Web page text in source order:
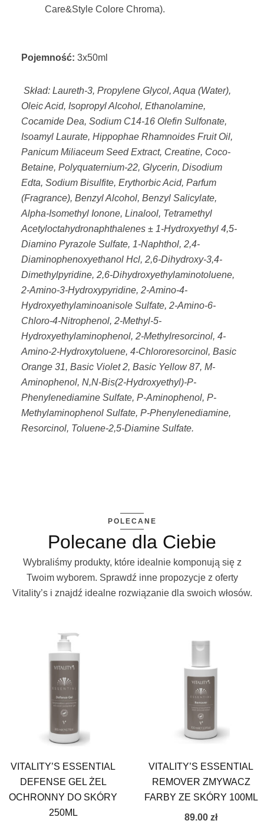
Care&Style Colore Chroma).
Pojemność: 3x50ml
Skład: Laureth-3, Propylene Glycol, Aqua (Water),
Oleic Acid, Isopropyl Alcohol, Ethanolamine,
Cocamide Dea, Sodium C14-16 Olefin Sulfonate,
Isoamyl Laurate, Hippophae Rhamnoides Fruit Oil,
Panicum Miliaceum Seed Extract, Creatine, Coco-
Betaine, Polyquaternium-22, Glycerin, Disodium
Edta, Sodium Bisulfite, Erythorbic Acid, Parfum
(Fragrance), Benzyl Alcohol, Benzyl Salicylate,
Alpha-Isomethyl Ionone, Linalool, Tetramethyl
Acetyloctahydronaphthalenes ± 1-Hydroxyethyl 4,5-
Diamino Pyrazole Sulfate, 1-Naphthol, 2,4-
Diaminophenoxyethanol Hcl, 2,6-Dihydroxy-3,4-
Dimethylpyridine, 2,6-Dihydroxyethylaminotoluene,
2-Amino-3-Hydroxypyridine, 2-Amino-4-
Hydroxyethylaminoanisole Sulfate, 2-Amino-6-
Chloro-4-Nitrophenol, 2-Methyl-5-
Hydroxyethylaminophenol, 2-Methylresorcinol, 4-
Amino-2-Hydroxytoluene, 4-Chlororesorcinol, Basic
Orange 31, Basic Violet 2, Basic Yellow 87, M-
Aminophenol, N,N-Bis(2-Hydroxyethyl)-P-
Phenylenediamine Sulfate, P-Aminophenol, P-
Methylaminophenol Sulfate, P-Phenylenediamine,
Resorcinol, Toluene-2,5-Diamine Sulfate.
POLECANE
Polecane dla Ciebie
Wybraliśmy produkty, które idealnie komponują się z
Twoim wyborem. Sprawdź inne propozycje z oferty
Vitality’s i znajdź idealne rozwiązanie dla swoich włosów.
VITALITY’S ESSENTIAL
DEFENSE GEL ŻEL
OCHRONNY DO SKÓRY
250ML
VITALITY’S ESSENTIAL
REMOVER ZMYWACZ
FARBY ZE SKÓRY 100ML
89.00 zł